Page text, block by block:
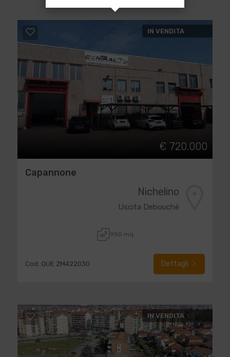
IN VENDITA
€ 720.000
Capannone
Nichelino
Uscita Debouchè
950 mq
Cod. QUE ZM422030 Dettagli
IN VENDITA